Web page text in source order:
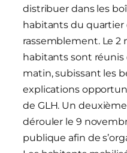
distribuer dans les
habitants du quartier
rassemblement. Le 2
habitants sont réunis
matin, subissant les
explications
de GLH. Un
dérouler le 9
publique afin de